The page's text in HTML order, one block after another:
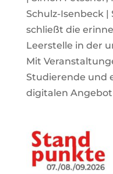
Schulz-Isenbeck
schließt die
Leerstelle in der
Mit
Studierende und
digitalen Angebot